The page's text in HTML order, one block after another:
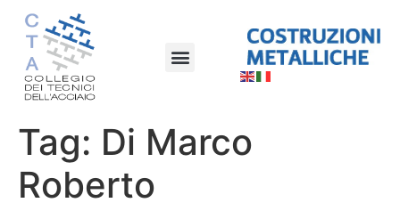
Tag: Di Marco
Roberto